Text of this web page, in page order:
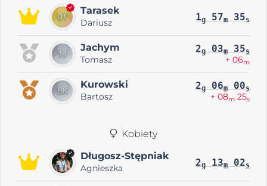
Tarasek
Dariusz 1g 57m 35s
Jachym
Tomasz
2g 03m 35s
+ 06m
Kurowski
Bartosz
2g 06m 00s
+ 08m 25s
Kobiety
Długosz-Stępniak
Agnieszka 2g 13m 02s